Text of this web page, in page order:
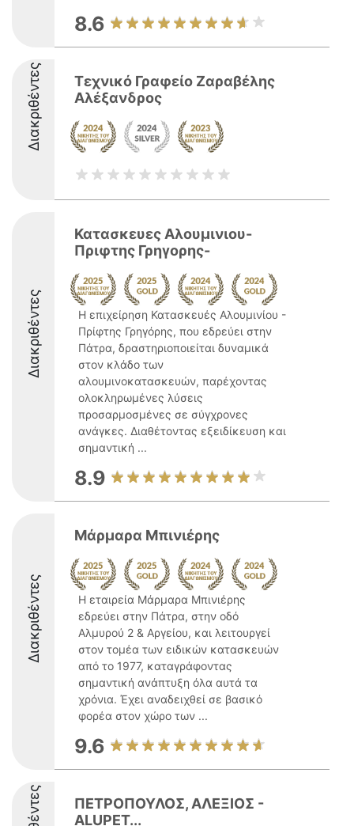
8.6
Διακριθέντες
Τεχνικό Γραφείο Ζαραβέλης
Αλέξανδρος
Διακριθέντες
Κατασκευες Αλουμινιου-
Πριφτης Γρηγορης-
Η επιχείρηση Κατασκευές Αλουμινίου -
Πρίφτης Γρηγόρης, που εδρεύει στην
Πάτρα, δραστηριοποιείται δυναμικά
στον κλάδο των
αλουμινοκατασκευών, παρέχοντας
ολοκληρωμένες λύσεις
προσαρμοσμένες σε σύγχρονες
ανάγκες. Διαθέτοντας εξειδίκευση και
σημαντική ...
8.9
Διακριθέντες
Μάρμαρα Μπινιέρης
Η εταιρεία Μάρμαρα Μπινιέρης
εδρεύει στην Πάτρα, στην οδό
Αλμυρού 2 & Αργείου, και λειτουργεί
στον τομέα των ειδικών κατασκευών
από το 1977, καταγράφοντας
σημαντική ανάπτυξη όλα αυτά τα
χρόνια. Έχει αναδειχθεί σε βασικό
φορέα στον χώρο των ...
9.6
ΠΕΤΡΟΠΟΥΛΟΣ, ΑΛΕΞΙΟΣ -
ALUPET...